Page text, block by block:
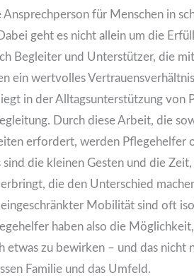
für Menschen in
geht es nicht allein um die
Begleiter und Unterstützer, die
ein wertvolles
in der Alltagsunterstützung von
Durch diese Arbeit, die
erfordert, werden Pflegehelfer
sind die kleinen Gesten und die
die den Unterschied
Mobilität sind oft
haben also die
etwas zu bewirken – und das nicht
Familie und das Umfeld.